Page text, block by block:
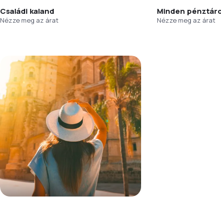
Családi kaland
Nézze meg az árat
Minden
Nézze meg az árat